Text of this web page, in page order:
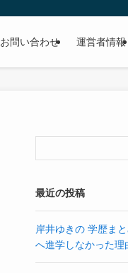
お問い合わせ 運営者情報
最近の投稿
岸井ゆきの 学歴ま
へ進学しなかった理